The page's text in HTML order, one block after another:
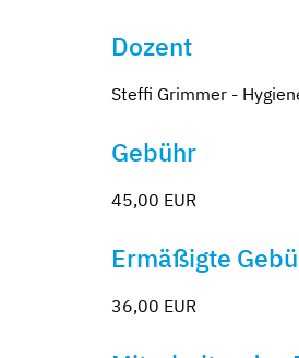
Dozent
Steffi Grimmer -
Gebühr
45,00 EUR
Ermäßigte
36,00 EUR